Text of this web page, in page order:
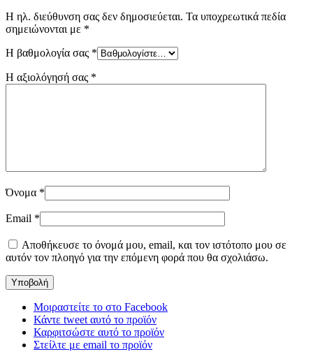
Η ηλ. διεύθυνση σας δεν δημοσιεύεται. Τα υποχρεωτικά πεδία
σημειώνονται με *
Η βαθμολογία σας *
Η αξιολόγησή σας *
Όνομα *
Email *
Αποθήκευσε το όνομά μου, email, και τον ιστότοπο μου σε
αυτόν τον πλοηγό για την επόμενη φορά που θα σχολιάσω.
Μοιραστείτε το στο Facebook
Κάντε tweet αυτό το προϊόν
Καρφιτσώστε αυτό το προϊόν
Στείλτε με email το προϊόν